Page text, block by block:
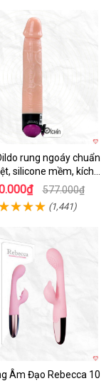
rung ngoáy chuẩn
silicone mềm, kích
thích mạnh577.000₫
(1,441)
Âm Đạo Rebecca 10